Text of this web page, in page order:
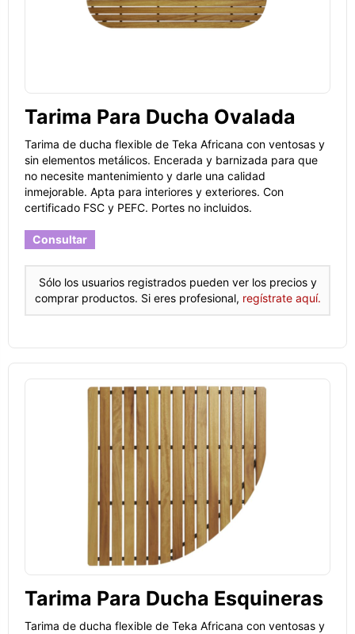
Tarima Para Ducha Ovalada
Tarima de ducha flexible de Teka Africana con ventosas y
sin elementos metálicos. Encerada y barnizada para que
no necesite mantenimiento y darle una calidad
inmejorable. Apta para interiores y exteriores. Con
certificado FSC y PEFC. Portes no incluidos.
Consultar
Sólo los usuarios registrados pueden ver los precios y
comprar productos. Si eres profesional, regístrate aquí.
Tarima Para Ducha Esquineras
Tarima de ducha flexible de Teka Africana con ventosas y